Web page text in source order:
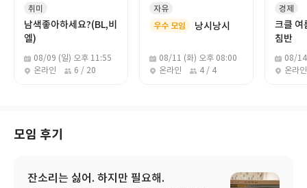
취미
남색좋아하세요?(BL,비
엘)
08/09 (일) 오후 11:55
온라인
6 / 20
자유
우수 모임
낭시낭시
08/11 (화) 오후 08:00
온라인
4 / 4
경제
크클 여
침반
08/
온라인
모임 후기
잔소리는 싫어. 하지만 필요해.